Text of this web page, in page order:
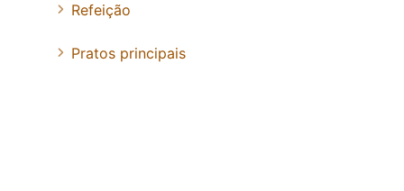
Refeição
Pratos principais